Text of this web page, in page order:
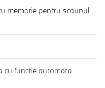
memorie pentru scaunul
cu functie automata